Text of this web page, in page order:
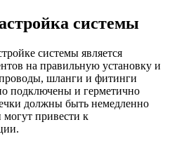
системы
системы является
на правильную установку и
шланги и фитинги
подключены и герметично
должны быть немедленно
могут привести к